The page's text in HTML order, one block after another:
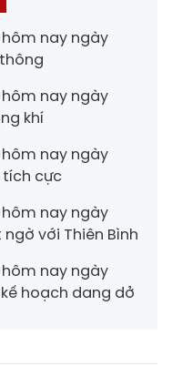
nay ngày
nay ngày
khí
nay ngày
tích cực
nay ngày
với Thiên Bình
nay ngày
hoạch dang dở